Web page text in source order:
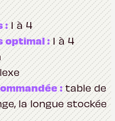
:1 à 4
optimal :1 à 4
:table de
la longue stockée